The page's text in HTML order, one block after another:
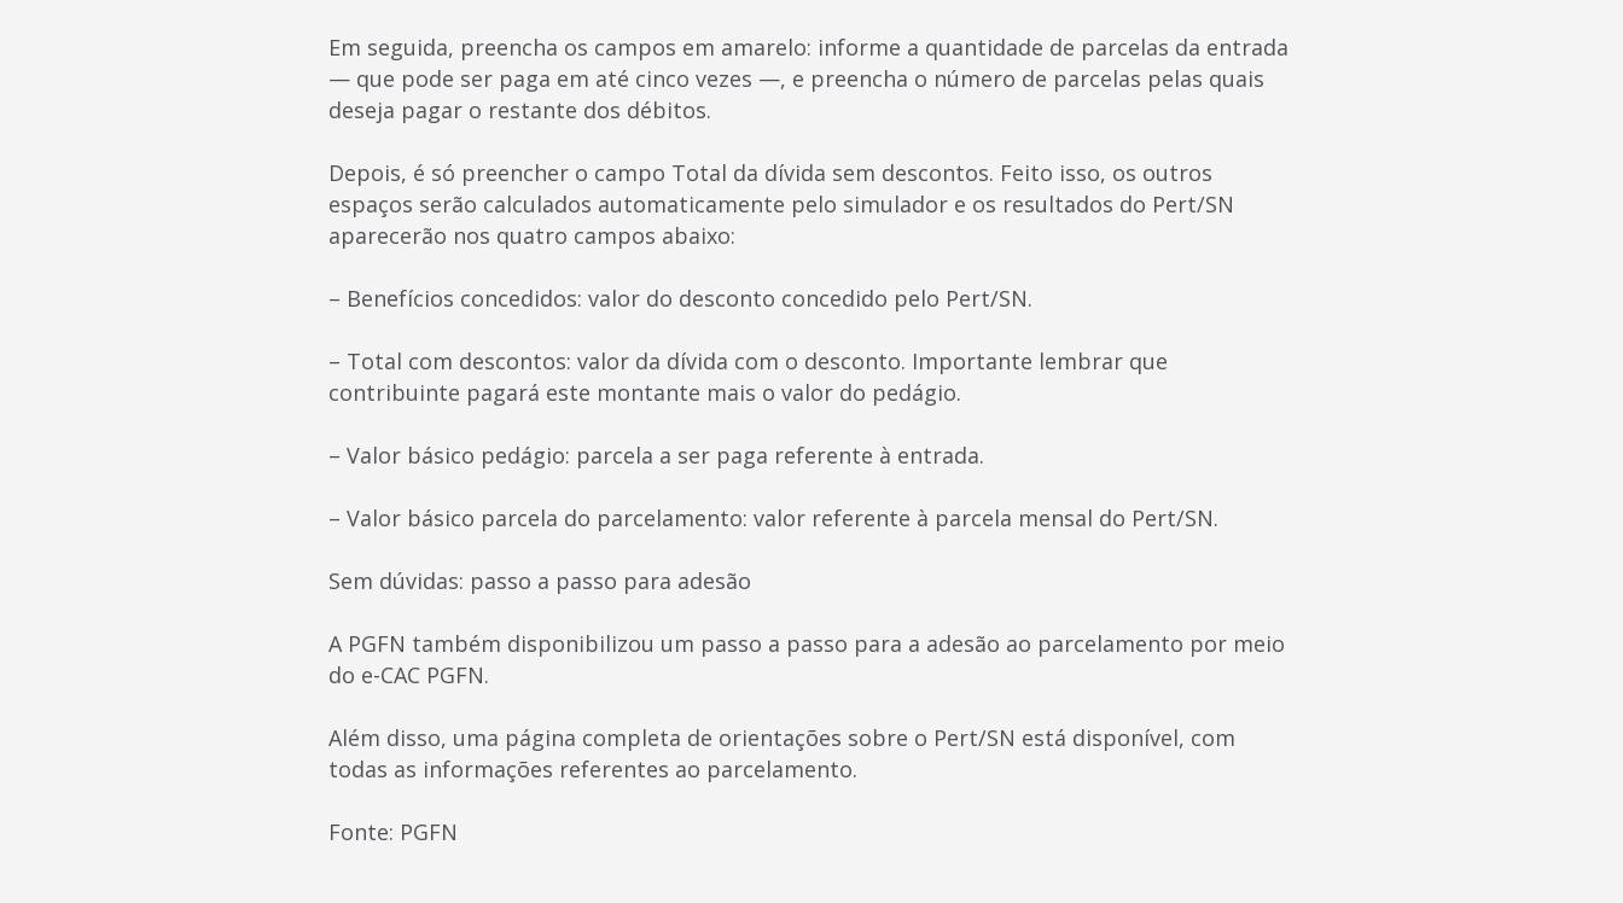
Em seguida, preencha os campos em amarelo: informe a quantidade de parcelas da entrada
— que pode ser paga em até cinco vezes —, e preencha o número de parcelas pelas quais
deseja pagar o restante dos débitos.
Depois, é só preencher o campo Total da dívida sem descontos. Feito isso, os outros
espaços serão calculados automaticamente pelo simulador e os resultados do Pert/SN
aparecerão nos quatro campos abaixo:
– Benefícios concedidos: valor do desconto concedido pelo Pert/SN.
– Total com descontos: valor da dívida com o desconto. Importante lembrar que
contribuinte pagará este montante mais o valor do pedágio.
– Valor básico pedágio: parcela a ser paga referente à entrada.
– Valor básico parcela do parcelamento: valor referente à parcela mensal do Pert/SN.
Sem dúvidas: passo a passo para adesão
A PGFN também disponibilizou um passo a passo para a adesão ao parcelamento por meio
do e-CAC PGFN.
Além disso, uma página completa de orientações sobre o Pert/SN está disponível, com
todas as informações referentes ao parcelamento.
Fonte: PGFN